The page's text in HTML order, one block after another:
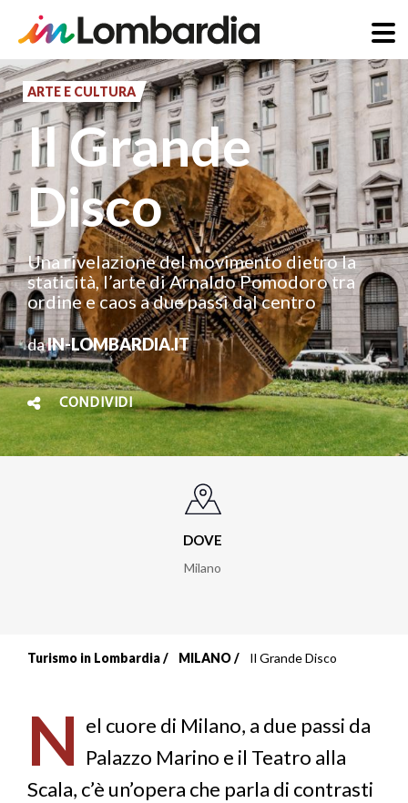
Salta
al
contenuto
principale
ARTE E CULTURA
Il Grande
Disco
Una rivelazione del movimento dietro la
staticità, l’arte di Arnaldo Pomodoro tra
ordine e caos a due passi dal centro
daIN-LOMBARDIA.IT
CONDIVIDI
DOVE
Milano
di
pane
Turismo in Lombardia MILANO Il Grande Disco
N el cuore di Milano, a due passi da
Palazzo Marino e il Teatro alla
Scala, c’è un’opera che parla di contrasti